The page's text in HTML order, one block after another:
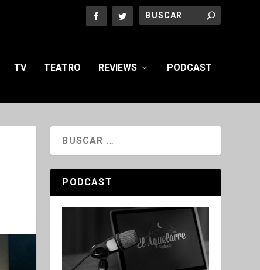
TV TEATRO REVIEWS PODCAST
PODCAST